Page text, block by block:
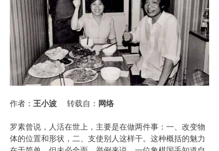
作者： 王小波 转载自： 网络
罗素曾说，人活在世上，主要是在做两件事：一、改变物
体的位置和形状，二、支使别人这样干。这种概括的魅力